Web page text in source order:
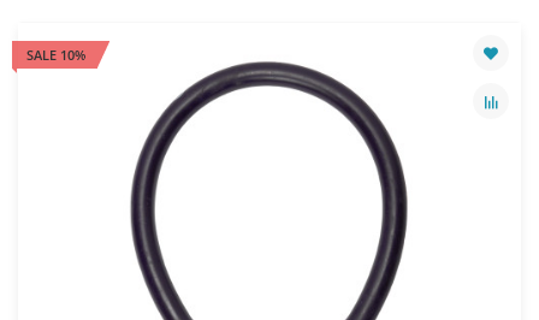
SALE 10%